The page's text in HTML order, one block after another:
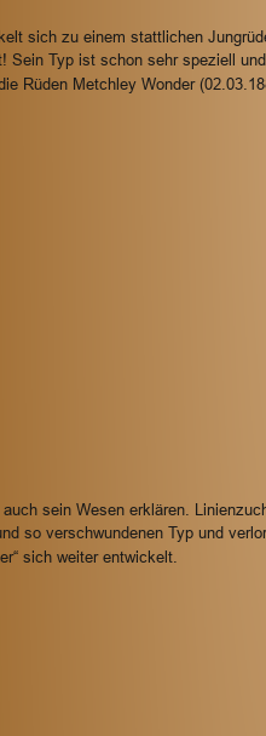
sich zu einem stattlichen
Sein Typ ist schon sehr speziell
Rüden Metchley Wonder
sein Wesen erklären.
so verschwundenen Typ und
sich weiter entwickelt.